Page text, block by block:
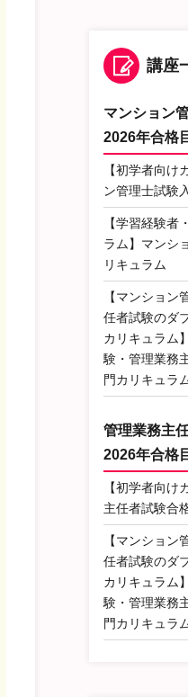
講座
マンション
2026年合格
【初学者向け
ン管理士試験
【学習経験者
ラム】マンシ
リキュラム
【マンション
任者試験のダ
カリキュラム
験・管理業務
門カリキュラ
管理業務主
2026年合格
【初学者向け
主任者試験合
【マンション
任者試験のダ
カリキュラム
験・管理業務
門カリキュラ